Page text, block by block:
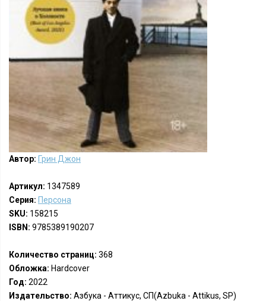
Автор: Грин Джон
Артикул: 1347589
Серия: Персона
SKU: 158215
ISBN: 9785389190207
Количество страниц: 368
Обложка: Hardcover
Год: 2022
Издательство: Азбука - Аттикус, СП(Azbuka - Attikus, SP)